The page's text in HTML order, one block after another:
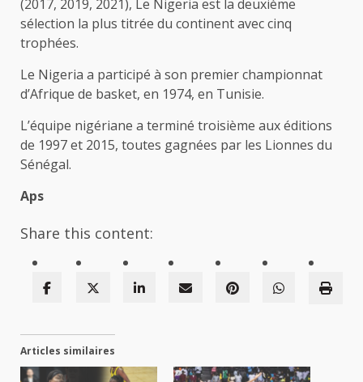
(2017, 2019, 2021), Le Nigeria est la deuxième
sélection la plus titrée du continent avec cinq
trophées.
Le Nigeria a participé à son premier championnat
d’Afrique de basket, en 1974, en Tunisie.
L’équipe nigériane a terminé troisième aux éditions
de 1997 et 2015, toutes gagnées par les Lionnes du
Sénégal.
Aps
Share this content:
Articles similaires